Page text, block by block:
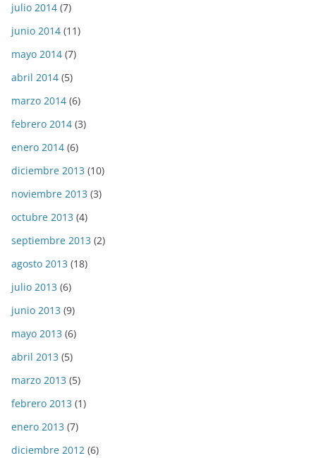
julio 2014 (7)
junio 2014 (11)
mayo 2014 (7)
abril 2014 (5)
marzo 2014 (6)
febrero 2014 (3)
enero 2014 (6)
diciembre 2013 (10)
noviembre 2013 (3)
octubre 2013 (4)
septiembre 2013 (2)
agosto 2013 (18)
julio 2013 (6)
junio 2013 (9)
mayo 2013 (6)
abril 2013 (5)
marzo 2013 (5)
febrero 2013 (1)
enero 2013 (7)
diciembre 2012 (6)